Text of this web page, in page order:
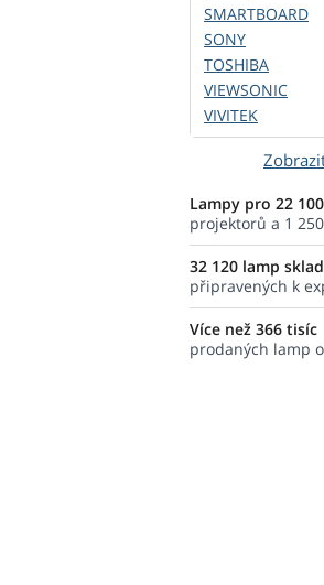
SMARTBOARD
SONY
TOSHIBA
VIEWSONIC
VIVITEK
Lampy pro 22 100
projektorů a 1
32 120 lamp
připravených k
Více než 366 tisíc
prodaných lamp